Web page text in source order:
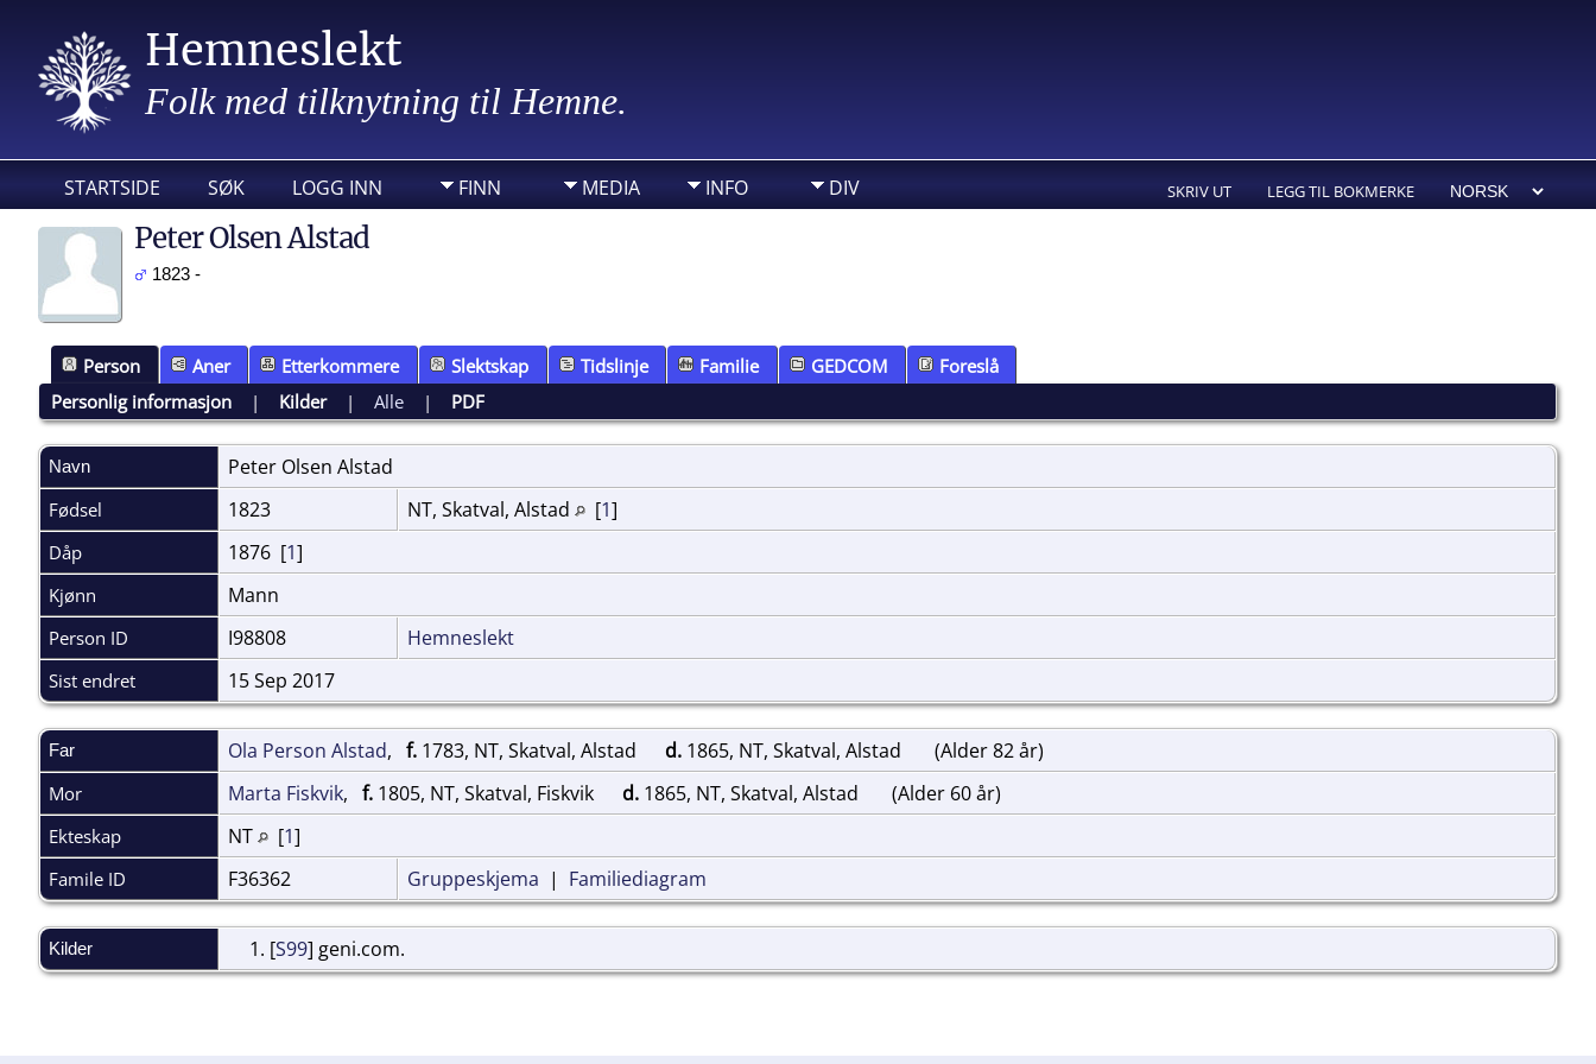
Hemneslekt
Folk med tilknytning til Hemne.
STARTSIDE SØK LOGG INN FINN MEDIA INFO DIV SKRIV UT LEGG TIL BOKMERKE
Peter Olsen Alstad
1823 -
Person Aner Etterkommere Slektskap Tidslinje Familie GEDCOM
Foreslå
Personlig informasjon | Kilder|Alle | PDF
Navn Peter Olsen Alstad
Fødsel 1823 NT, Skatval, Alstad [1]
Dåp 1876 [1]
Kjønn Mann
Person ID I98808 Hemneslekt
Sist endret 15 Sep 2017
Far Ola Person Alstad, f. 1783, NT, Skatval, Alstad d. 1865, NT, Skatval, Alstad (Alder 82 år)
Mor Marta Fiskvik, f. 1805, NT, Skatval, Fiskvik d. 1865, NT, Skatval, Alstad (Alder 60 år)
Ekteskap NT [1]
Famile ID F36362 Gruppeskjema | Familiediagram
Kilder [S99] geni.com.